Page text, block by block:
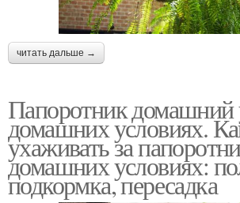
читать дальше →
Папоротник домашний
домашних условиях.
ухаживать за
домашних условиях:
подкормка, пересадка